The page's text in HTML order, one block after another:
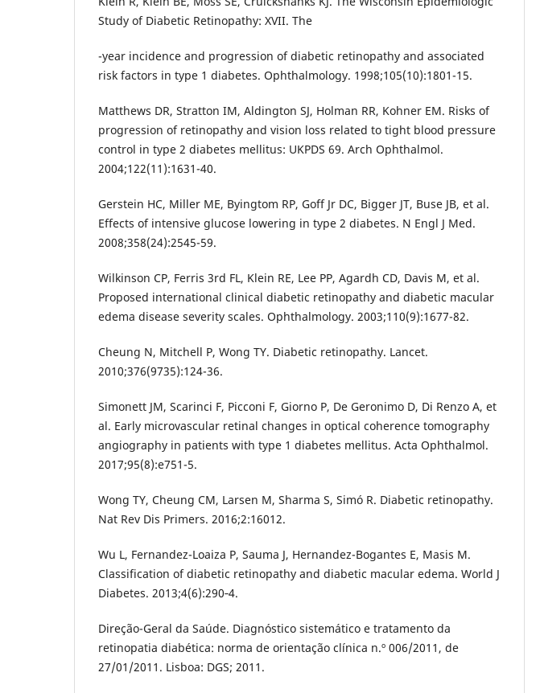
Study of Diabetic Retinopathy: XVII. The
-year incidence and progression of diabetic retinopathy and associated
risk factors in type 1 diabetes. Ophthalmology. 1998;105(10):1801-15.
Matthews DR, Stratton IM, Aldington SJ, Holman RR, Kohner EM. Risks of
progression of retinopathy and vision loss related to tight blood pressure
control in type 2 diabetes mellitus: UKPDS 69. Arch Ophthalmol.
2004;122(11):1631-40.
Gerstein HC, Miller ME, Byingtom RP, Goff Jr DC, Bigger JT, Buse JB, et al.
Effects of intensive glucose lowering in type 2 diabetes. N Engl J Med.
2008;358(24):2545-59.
Wilkinson CP, Ferris 3rd FL, Klein RE, Lee PP, Agardh CD, Davis M, et al.
Proposed international clinical diabetic retinopathy and diabetic macular
edema disease severity scales. Ophthalmology. 2003;110(9):1677-82.
Cheung N, Mitchell P, Wong TY. Diabetic retinopathy. Lancet.
2010;376(9735):124-36.
Simonett JM, Scarinci F, Picconi F, Giorno P, De Geronimo D, Di Renzo A, et
al. Early microvascular retinal changes in optical coherence tomography
angiography in patients with type 1 diabetes mellitus. Acta Ophthalmol.
2017;95(8):e751-5.
Wong TY, Cheung CM, Larsen M, Sharma S, Simó R. Diabetic retinopathy.
Nat Rev Dis Primers. 2016;2:16012.
Wu L, Fernandez-Loaiza P, Sauma J, Hernandez-Bogantes E, Masis M.
Classification of diabetic retinopathy and diabetic macular edema. World J
Diabetes. 2013;4(6):290‑4.
Direção-Geral da Saúde. Diagnóstico sistemático e tratamento da
retinopatia diabética: norma de orientação clínica n.º 006/2011, de
27/01/2011. Lisboa: DGS; 2011.